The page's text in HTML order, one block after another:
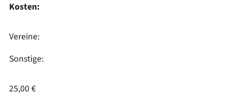
Kosten:
Vereine:
Sonstige:
25,00 €